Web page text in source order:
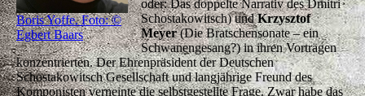
Boris Yoffe. Foto: ©
Egbert Baars
oder: Das doppelte Narrativ des Dmitri
Schostakowitsch) undKrzysztof
Meyer(Die Bratschensonate – ein
Schwanengesang?) in ihren Vorträgen
konzentrierten. Der Ehrenpräsident der Deutschen
Schostakowitsch Gesellschaft und langjährige Freund des
Komponisten verneinte die selbstgestellte Frage. Zwar habe das